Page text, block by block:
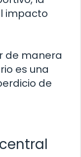
impacto
de manera
es una
de